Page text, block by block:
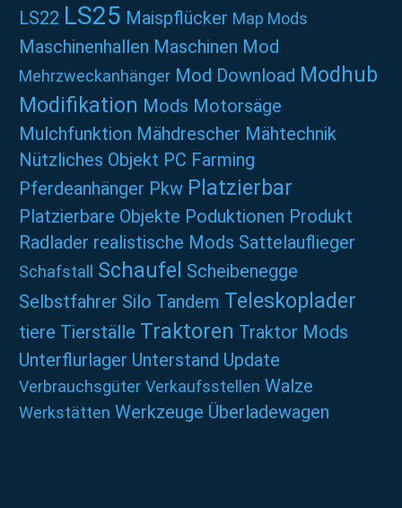
LS22 LS25 Maispflücker Map Mods
Maschinenhallen Maschinen Mod
Mehrzweckanhänger Mod Download Modhub
Modifikation Mods Motorsäge
Mulchfunktion Mähdrescher Mähtechnik
Nützliches Objekt PC Farming
Pferdeanhänger Pkw Platzierbar
Platzierbare Objekte Poduktionen Produkt
Radlader realistische Mods Sattelauflieger
Schafstall Schaufel Scheibenegge
Selbstfahrer Silo Tandem Teleskoplader
tiere Tierställe Traktoren Traktor Mods
Unterflurlager Unterstand Update
Verbrauchsgüter Verkaufsstellen Walze
Werkstätten Werkzeuge Überladewagen